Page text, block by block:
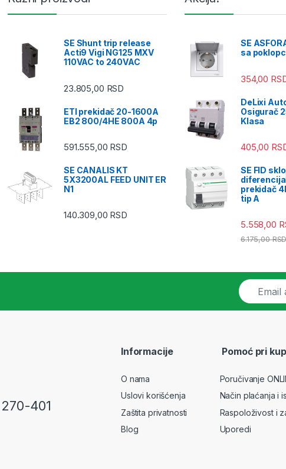
SE Shunt trip release
Acti9 Vigi NG125 MXV
110VAC to 240VAC
23.805,00 RSD
ETI prekidač 20-1600A
EB2 800/4HE 800A 4p
591.555,00 RSD
SE CANALIS KT
5X3200AL FEED UNIT ER
N1
140.309,00 RSD
SE
sa
354,00
DeLixi
Osigurač
Klasa
405,00
SE FID
prekidač
tip A
5.558,00
6.175,00
E
m
a
401
Informacije
O nama
Uslovi korišćenja
Zaštita privatnosti
Blog
Pomoć pri
Poručivanje
Način plaćanja i
Raspoloživost i
Uporedi